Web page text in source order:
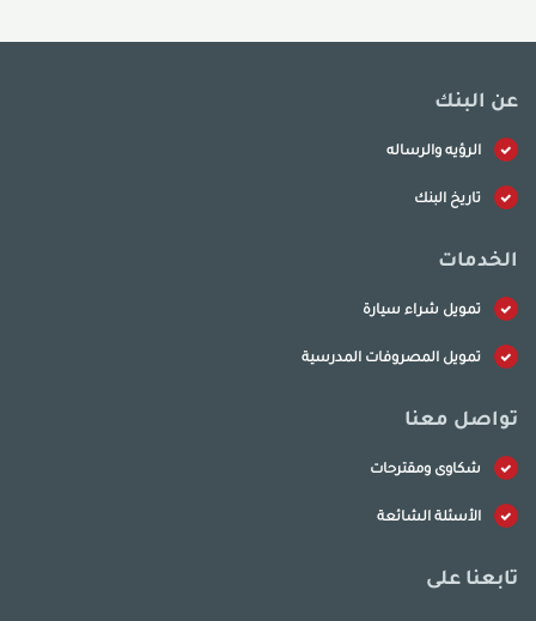
عن البنك
الرؤيه والرساله
تاريخ البنك
الخدمات
تمويل شراء سيارة
تمويل المصروفات المدرسية
تواصل معنا
شكاوى ومقترحات
الأسئلة الشائعة
تابعنا على